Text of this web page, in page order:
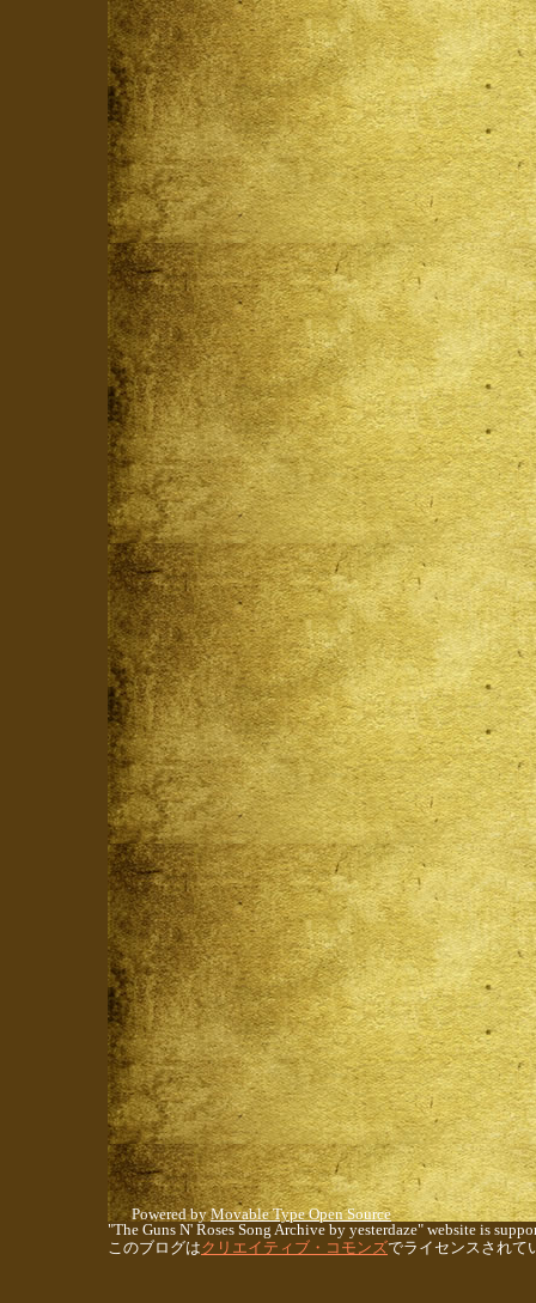
Powered byMovable Type Open Source
"The Guns N' Roses Song Archive by yesterdaze" website is
このブログはクリエイティブ・コモンズでライセンスされて